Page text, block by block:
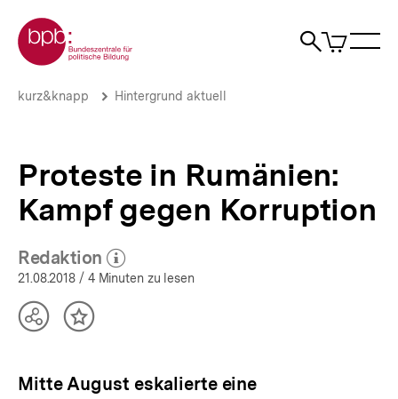
zum
Seiteninhalt
springen
Zur Startseite der bpb
Suche
Artikel
im
Proteste
gegen
Korruption
Hintergrund
bpb.de
Brotkrümelnavigation
Pfadnavigation
kurz&knapp Hintergrund aktuell
Proteste in Rumänien:
Kampf gegen Korruption
Redaktion
(Mehr zum Autor)
öffnen
21.08.2018 / 4 Minuten zu lesen
TeilenInhalt
Mitte August eskalierte eine